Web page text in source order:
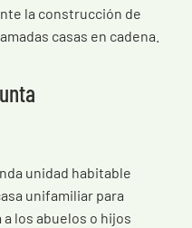
la construcción de
casas en cadena.
unidad habitable
unifamiliar para
los abuelos o hijos